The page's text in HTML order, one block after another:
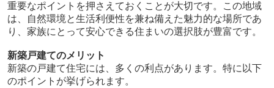
重要なポイントを押さえておくことが大切です。この地域
は、自然環境と生活利便性を兼ね備えた魅力的な場所であ
り、家族にとって安心できる住まいの選択肢が豊富です。
新築戸建てのメリット
新築の戸建て住宅には、多くの利点があります。特に以下
のポイントが挙げられます。